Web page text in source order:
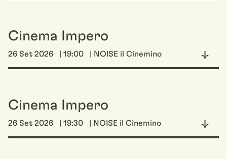
Cinema Impero
26 Set 2026 | 19:00 | NOISE il Cinemino
Cinema Impero
26 Set 2026 | 19:30 | NOISE il Cinemino